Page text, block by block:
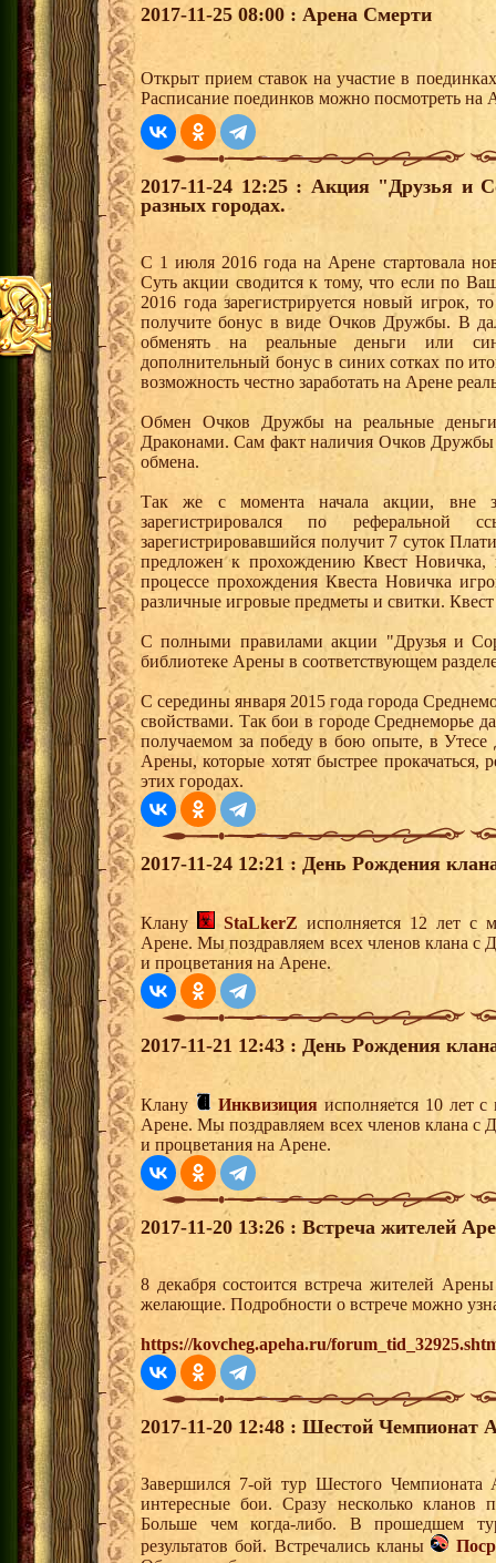
2017-11-25 08:00 : Арена Смерти
Открыт прием ставок на участие в
Расписание поединков можно посмотреть на
2017-11-24 12:25 : Акция "Друзья и
разных городах.
С 1 июля 2016 года на Арене стартовала
Суть акции сводится к тому, что если по
2016 года зарегистрируется новый
получите бонус в виде Очков Дружбы. В
обменять на реальные деньги или
дополнительный бонус в синих сотках по
возможность честно заработать на Арене
Обмен Очков Дружбы на реальные деньги
Драконами. Сам факт наличия Очков Дружбы
обмена.
Так же с момента начала акции, вне
зарегистрировался по
зарегистрировавшийся получит 7 суток
предложен к прохождению Квест
процессе прохождения Квеста Новичка
различные игровые предметы и свитки.
С полными правилами акции "Друзья и
библиотеке Арены в соответствующем
С середины января 2015 года города
свойствами. Так бои в городе Среднеморье
получаемом за победу в бою опыте, в
Арены, которые хотят быстрее прокачаться,
этих городах.
2017-11-24 12:21 : День Рождения
Клану StaLkerZ исполняется 12 лет с
Арене. Мы поздравляем всех членов клана с
и процветания на Арене.
2017-11-21 12:43 : День Рождения
Клану Инквизиция исполняется 10 лет
Арене. Мы поздравляем всех членов клана с
и процветания на Арене.
2017-11-20 13:26 : Встреча жителей
8 декабря состоится встреча жителей
желающие. Подробности о встрече можно
https://kovcheg.apeha.ru/
2017-11-20 12:48 : Шестой Чемпионат
Завершился 7-ой тур Шестого
интересные бои. Сразу несколько кланов
Больше чем когда-либо. В прошедшем
результатов бой. Встречались кланы